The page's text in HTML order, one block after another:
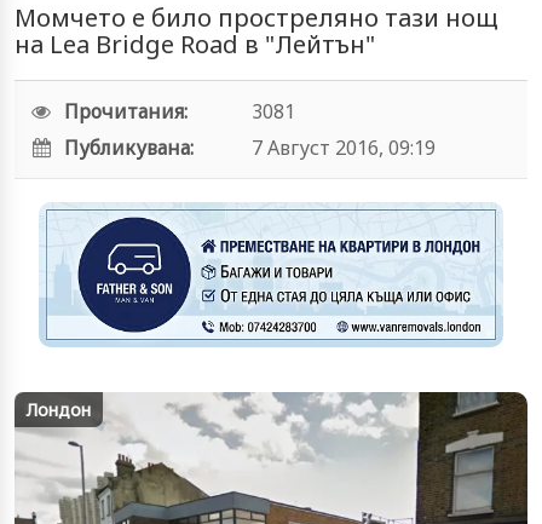
Момчето е било простреляно тази нощ
на Lea Bridge Road в "Лейтън"
Прочитания:
3081
Публикувана:
7 Август 2016, 09:19
Лондон